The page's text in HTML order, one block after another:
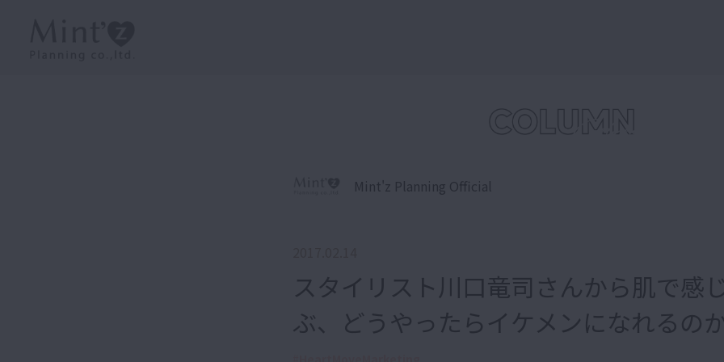
Mint'z Planning Official
スタイリスト川口竜司さんから肌で感
ぶ、どうやったらイケメンになれるのか